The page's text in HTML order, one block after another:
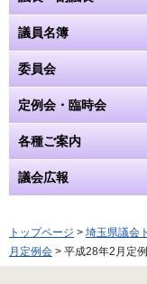
議員名簿
委員会
定例会・臨時会
各種ご案内
議会広報
トップページ > 埼玉県議会
月定例会 > 平成28年2月定